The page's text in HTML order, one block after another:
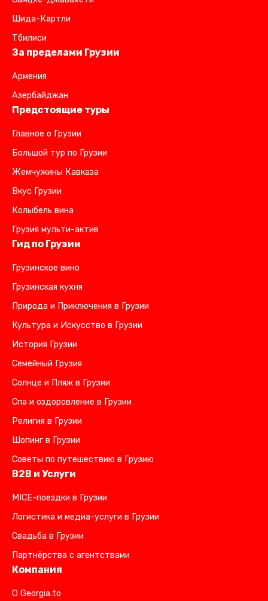
Шида-Картли
Тбилиси
За пределами Грузии
Армения
Азербайджан
Предстоящие туры
Главное о Грузии
Большой тур по Грузии
Жемчужины Кавказа
Вкус Грузии
Колыбель вина
Грузия мульти-актив
Гид по Грузии
Грузинское вино
Грузинская кухня
Природа и Приключения в Грузии
Культура и Искусство в Грузии
История Грузии
Семейный Грузия
Солнце и Пляж в Грузии
Спа и оздоровление в Грузии
Религия в Грузии
Шопинг в Грузии
Советы по путешествию в Грузию
B2B и Услуги
MICE-поездки в Грузии
Логистика и медиа-услуги в Грузии
Свадьба в Грузии
Партнёрства с агентствами
Компания
О Georgia.to